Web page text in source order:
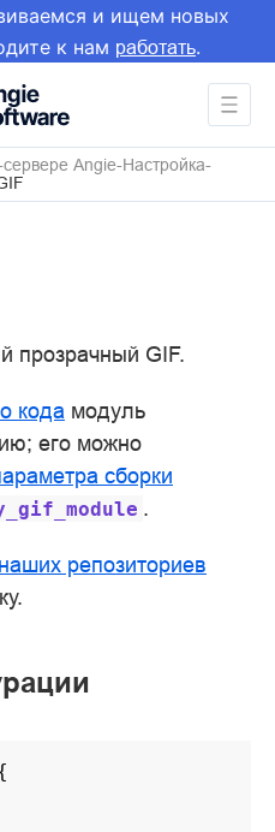
и ищем новых
к нам работать.
Angie Настройка
прозрачный GIF.
кода модуль
его можно
сборки
.
наших репозиториев